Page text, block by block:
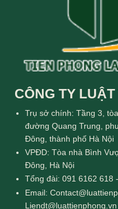
CÔNG TY
Trụ sở chính: Tầng 3,
đường Quang Trung,
Đông, thành phố Hà Nội
VPĐD: Tòa nhà Bình
Đông, Hà Nội
Tổng đài: 091 6162 618
Email:
Liendt@luattienphong.vn